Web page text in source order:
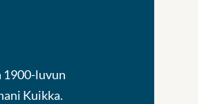
1900-luvun
Kuikka.